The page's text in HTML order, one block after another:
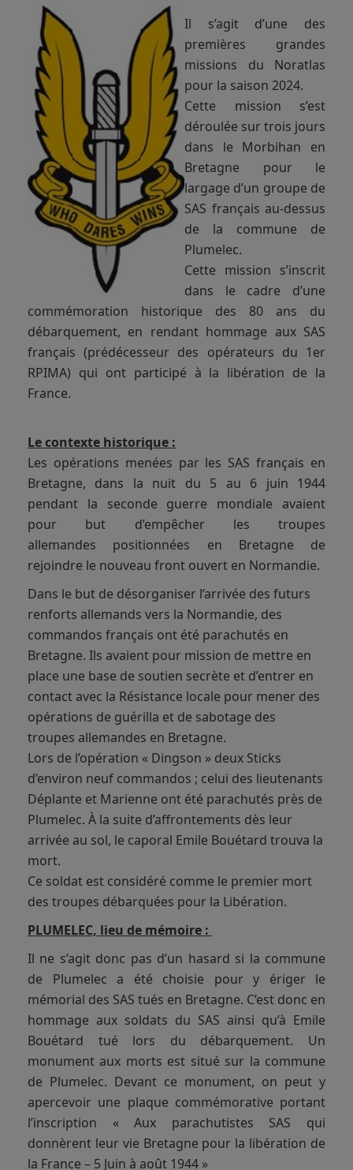
Il s’agit d’une des
premières grandes
missions du Noratlas
pour la saison 2024.
Cette mission s’est
déroulée sur trois jours
dans le Morbihan en
Bretagne pour le
largage d’un groupe de
SAS français au-dessus
de la commune de
Plumelec.
Cette mission s’inscrit
dans le cadre d’une
commémoration historique des 80 ans du
débarquement, en rendant hommage aux SAS
français (prédécesseur des opérateurs du 1er
RPIMA) qui ont participé à la libération de la
France.
Le contexte historique :
Les opérations menées par les SAS français en
Bretagne, dans la nuit du 5 au 6 juin 1944
pendant la seconde guerre mondiale avaient
pour but d’empêcher les troupes
allemandes positionnées en Bretagne de
rejoindre le nouveau front ouvert en Normandie.
Dans le but de désorganiser l’arrivée des futurs
renforts allemands vers la Normandie, des
commandos français ont été parachutés en
Bretagne. Ils avaient pour mission de mettre en
place une base de soutien secrète et d’entrer en
contact avec la Résistance locale pour mener des
opérations de guérilla et de sabotage des
troupes allemandes en Bretagne.
Lors de l’opération « Dingson » deux Sticks
d’environ neuf commandos ; celui des lieutenants
Déplante et Marienne ont été parachutés près de
Plumelec. À la suite d’affrontements dès leur
arrivée au sol, le caporal Emile Bouétard trouva la
mort.
Ce soldat est considéré comme le premier mort
des troupes débarquées pour la Libération.
PLUMELEC, lieu de mémoire :
Il ne s’agit donc pas d’un hasard si la commune
de Plumelec a été choisie pour y ériger le
mémorial des SAS tués en Bretagne. C’est donc en
hommage aux soldats du SAS ainsi qu’à Emile
Bouétard tué lors du débarquement. Un
monument aux morts est situé sur la commune
de Plumelec. Devant ce monument, on peut y
apercevoir une plaque commémorative portant
l’inscription « Aux parachutistes SAS qui
donnèrent leur vie Bretagne pour la libération de
la France – 5 Juin à août 1944 »